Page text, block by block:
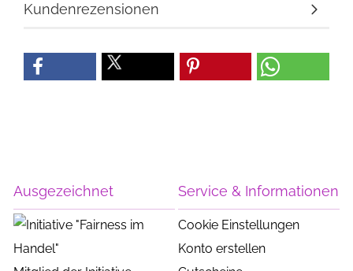
Kundenrezensionen
Ausgezeichnet Service & Informationen
Cookie Einstellungen
Konto erstellen